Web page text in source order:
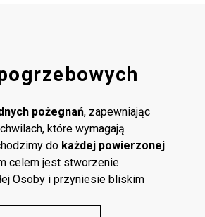
pożegnań, zapewniając
które wymagają
do każdej powierzonej
celem jest stworzenie
Osoby i przyniesie bliskim